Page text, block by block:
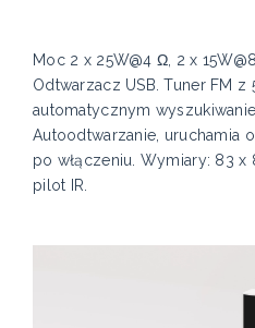
Moc 2 x 25W@4 Ω, 2 x
Odtwarzacz USB. Tuner FM z
automatycznym
Autoodtwarzanie, uruchamia
po włączeniu. Wymiary: 83 x
pilot IR.